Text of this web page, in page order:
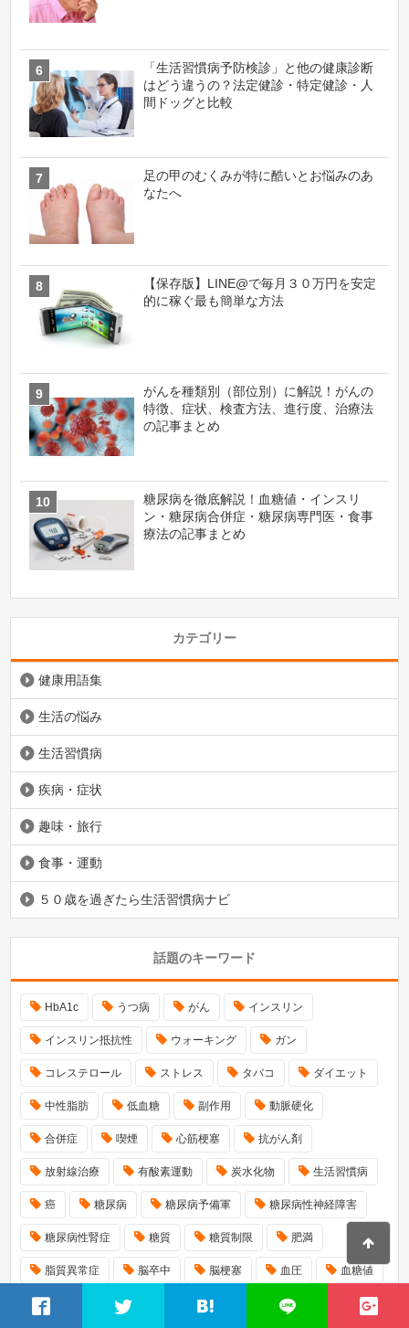
「生活習慣病予防検診」と他の健康診断
はどう違うの？法定健診・特定健診・人
間ドッグと比較
足の甲のむくみが特に酷いとお悩みのあ
なたへ
【保存版】LINE@で毎月３０万円を安定
的に稼ぐ最も簡単な方法
がんを種類別（部位別）に解説！がんの
特徴、症状、検査方法、進行度、治療法
の記事まとめ
糖尿病を徹底解説！血糖値・インスリ
ン・糖尿病合併症・糖尿病専門医・食事
療法の記事まとめ
カテゴリー
健康用語集
生活の悩み
生活習慣病
疾病・症状
趣味・旅行
食事・運動
５０歳を過ぎたら生活習慣病ナビ
話題のキーワード
HbA1c うつ病 がん インスリン
インスリン抵抗性 ウォーキング ガン
コレステロール ストレス タバコ ダイエット
中性脂肪 低血糖 副作用 動脈硬化
合併症 喫煙 心筋梗塞 抗がん剤
放射線治療 有酸素運動 炭水化物 生活習慣病
癌 糖尿病 糖尿病予備軍 糖尿病性神経障害
糖尿病性腎症 糖質 糖質制限 肥満
脂質異常症 脳卒中 脳梗塞 血圧 血糖値
足のむくみ 運動 食事療法